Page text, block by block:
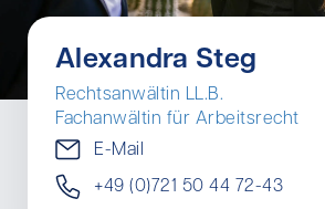
Alexandra Steg
Rechtsanwältin LL.B.
Fachanwältin für Arbeitsrecht
E-Mail
+49 (0)721 50 44 72-43